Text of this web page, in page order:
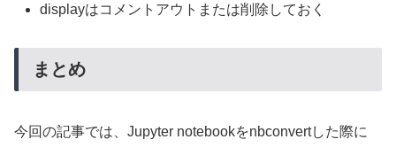
displayはコメントアウトまたは削除しておく
まとめ
今回の記事では、Jupyter notebookをnbconvertした際に